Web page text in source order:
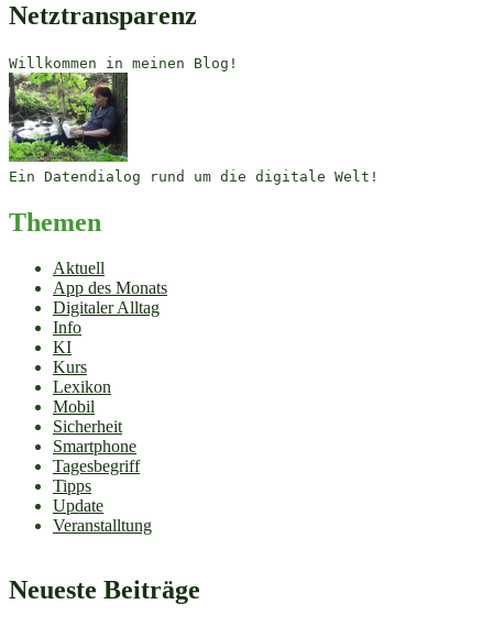
Netztransparenz
Willkommen in meinen Blog!
Ein Datendialog rund um die digitale Welt!
Themen
Aktuell
App des Monats
Digitaler Alltag
Info
KI
Kurs
Lexikon
Mobil
Sicherheit
Smartphone
Tagesbegriff
Tipps
Update
Veranstalltung
Neueste Beiträge